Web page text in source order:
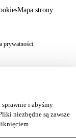
Mapa strony
prywatności
i abyśmy
niezbędne są zawsze